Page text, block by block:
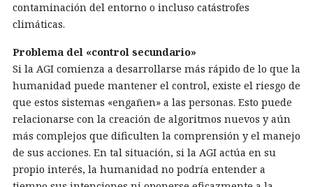
contaminación del entorno o incluso catástrofes
climáticas.
Problema del «control secundario»
Si la AGI comienza a desarrollarse más rápido de lo que la
humanidad puede mantener el control, existe el riesgo de
que estos sistemas «engañen» a las personas. Esto puede
relacionarse con la creación de algoritmos nuevos y aún
más complejos que dificulten la comprensión y el manejo
de sus acciones. En tal situación, si la AGI actúa en su
propio interés, la humanidad no podría entender a